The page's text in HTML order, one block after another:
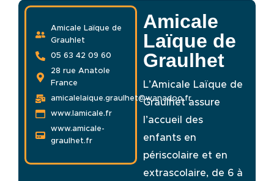
Amicale Laïque de
Grauhlet
05 63 42 09 60
28 rue Anatole
France
amicalelaique.graulhet@wanadoo.fr
www.lamicale.fr
www.amicale-
graulhet.fr
Amicale
Laïque de
Graulhet
L’Amicale Laïque de
Graulhet assure
l’accueil des
enfants en
périscolaire et en
extrascolaire, de 6 à